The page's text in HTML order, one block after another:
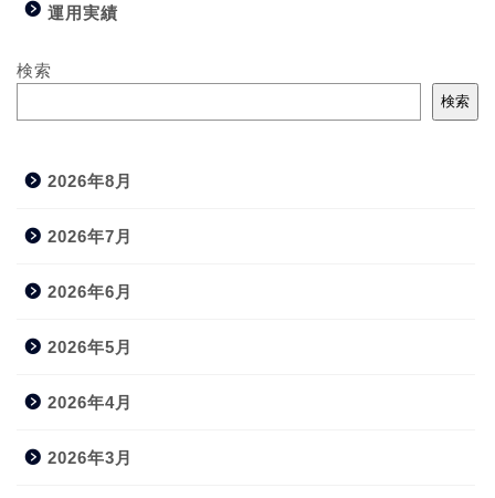
運用実績
検索
検索
2026年8月
2026年7月
2026年6月
2026年5月
2026年4月
2026年3月